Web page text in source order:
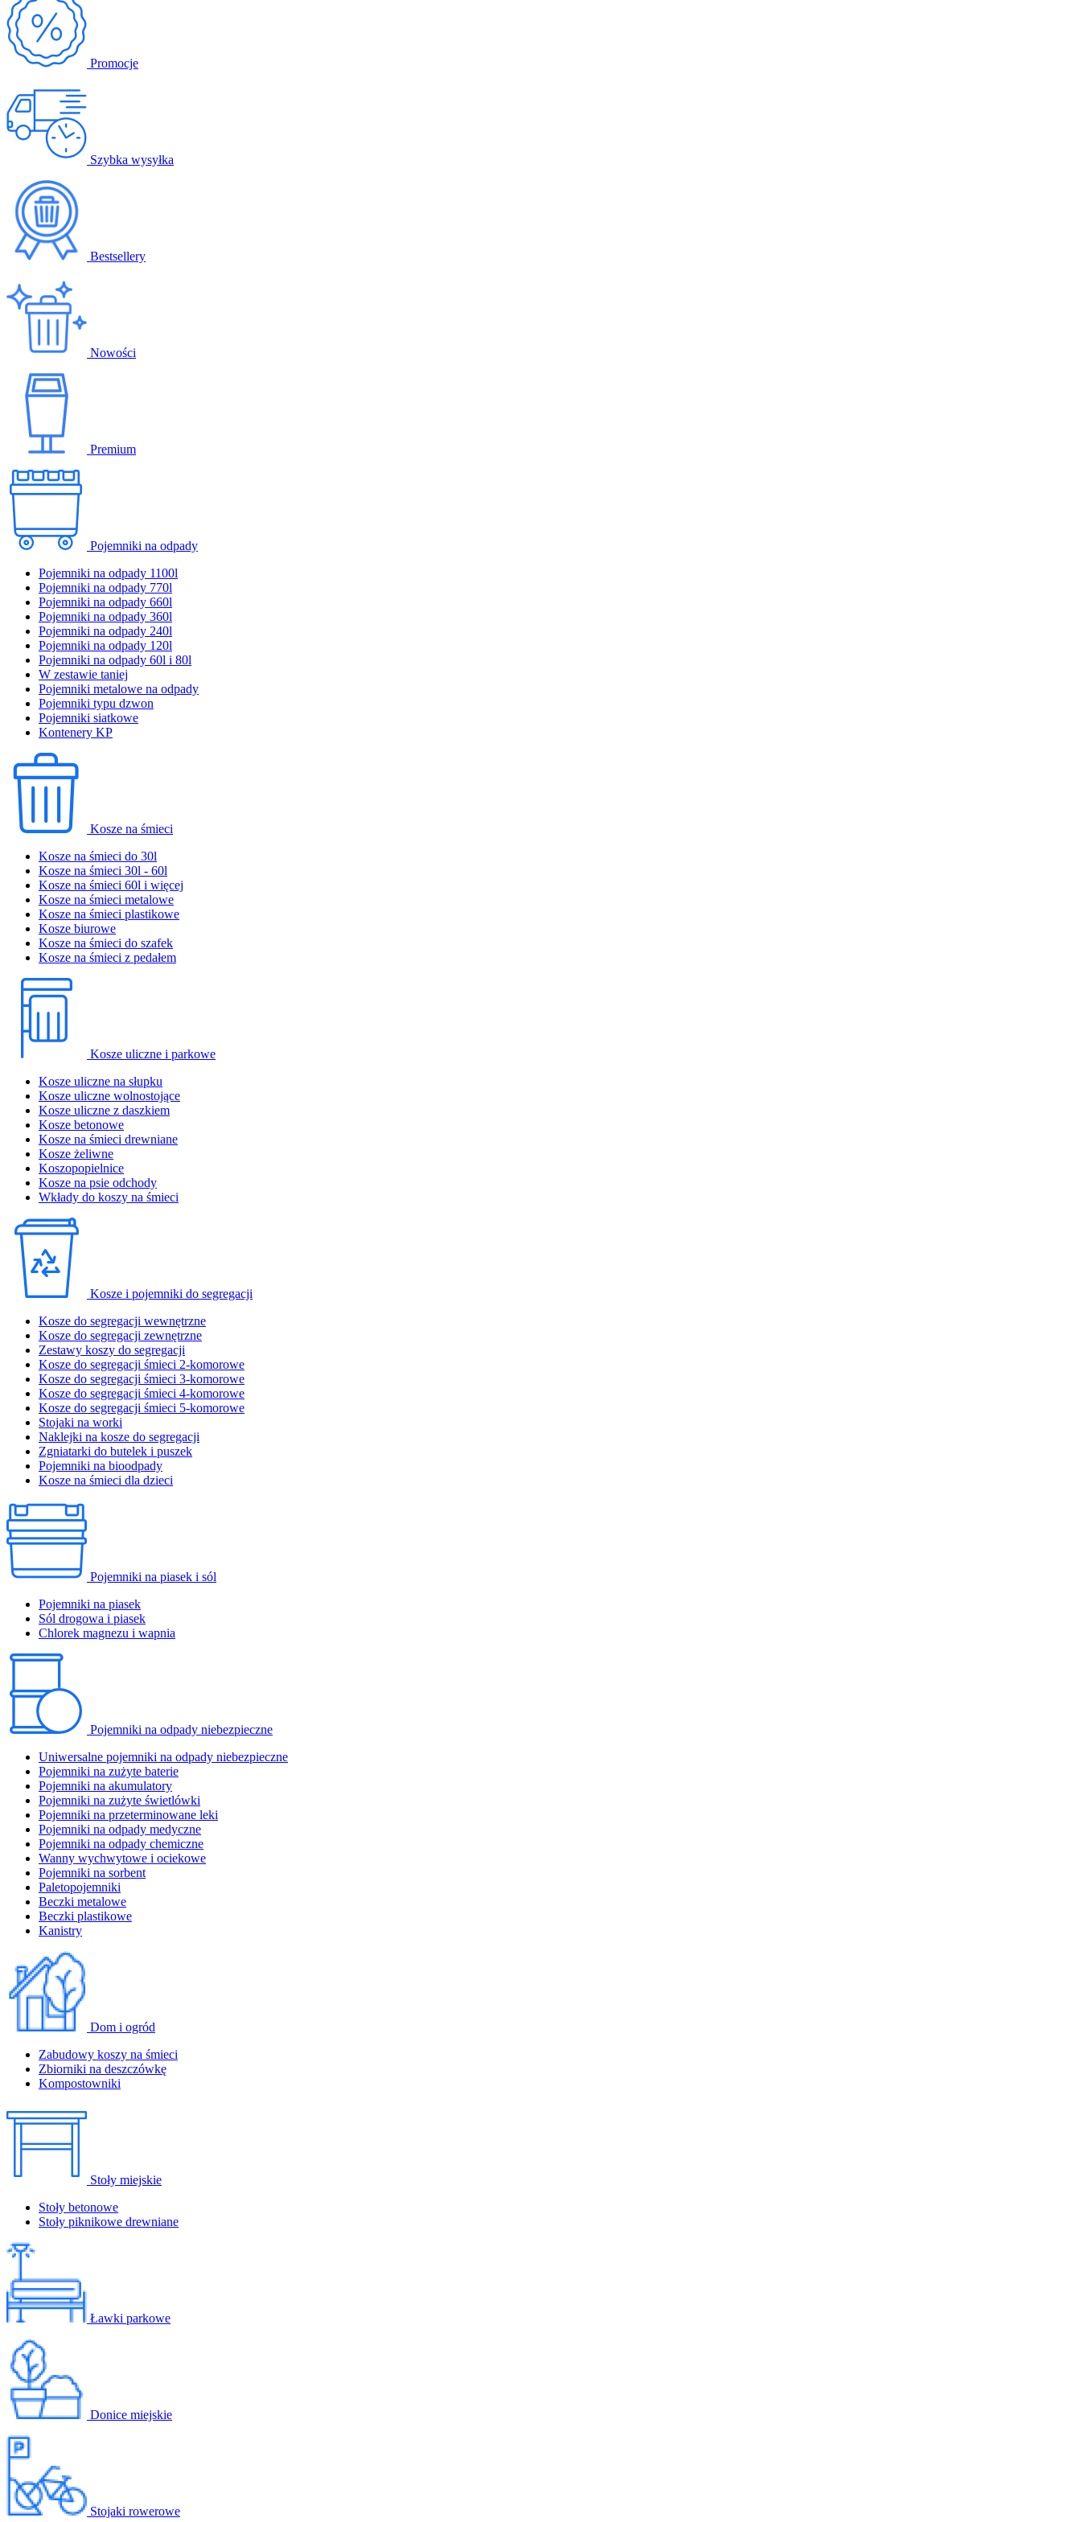
Promocje
Szybka wysyłka
Bestsellery
Nowości
Premium
Pojemniki na odpady
Pojemniki na odpady 1100l
Pojemniki na odpady 770l
Pojemniki na odpady 660l
Pojemniki na odpady 360l
Pojemniki na odpady 240l
Pojemniki na odpady 120l
Pojemniki na odpady 60l i 80l
W zestawie taniej
Pojemniki metalowe na odpady
Pojemniki typu dzwon
Pojemniki siatkowe
Kontenery KP
Kosze na śmieci
Kosze na śmieci do 30l
Kosze na śmieci 30l - 60l
Kosze na śmieci 60l i więcej
Kosze na śmieci metalowe
Kosze na śmieci plastikowe
Kosze biurowe
Kosze na śmieci do szafek
Kosze na śmieci z pedałem
Kosze uliczne i parkowe
Kosze uliczne na słupku
Kosze uliczne wolnostojące
Kosze uliczne z daszkiem
Kosze betonowe
Kosze na śmieci drewniane
Kosze żeliwne
Koszopopielnice
Kosze na psie odchody
Wkłady do koszy na śmieci
Kosze i pojemniki do segregacji
Kosze do segregacji wewnętrzne
Kosze do segregacji zewnętrzne
Zestawy koszy do segregacji
Kosze do segregacji śmieci 2-komorowe
Kosze do segregacji śmieci 3-komorowe
Kosze do segregacji śmieci 4-komorowe
Kosze do segregacji śmieci 5-komorowe
Stojaki na worki
Naklejki na kosze do segregacji
Zgniatarki do butelek i puszek
Pojemniki na bioodpady
Kosze na śmieci dla dzieci
Pojemniki na piasek i sól
Pojemniki na piasek
Sól drogowa i piasek
Chlorek magnezu i wapnia
Pojemniki na odpady niebezpieczne
Uniwersalne pojemniki na odpady niebezpieczne
Pojemniki na zużyte baterie
Pojemniki na akumulatory
Pojemniki na zużyte świetlówki
Pojemniki na przeterminowane leki
Pojemniki na odpady medyczne
Pojemniki na odpady chemiczne
Wanny wychwytowe i ociekowe
Pojemniki na sorbent
Paletopojemniki
Beczki metalowe
Beczki plastikowe
Kanistry
Dom i ogród
Zabudowy koszy na śmieci
Zbiorniki na deszczówkę
Kompostowniki
Stoły miejskie
Stoły betonowe
Stoły piknikowe drewniane
Ławki parkowe
Donice miejskie
Stojaki rowerowe